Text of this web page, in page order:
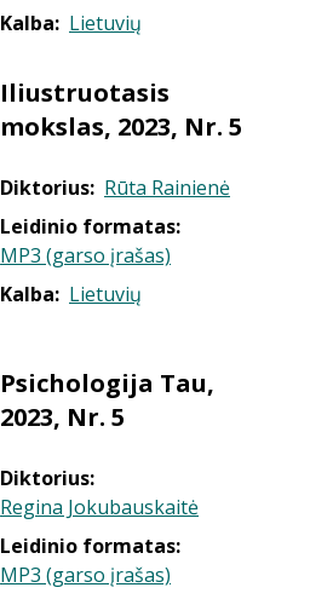
Kalba: Lietuvių
Iliustruotasis
mokslas, 2023, Nr. 5
Diktorius: Rūta Rainienė
Leidinio formatas:
MP3 (garso įrašas)
Kalba: Lietuvių
Psichologija Tau,
2023, Nr. 5
Diktorius:
Regina Jokubauskaitė
Leidinio formatas:
MP3 (garso įrašas)